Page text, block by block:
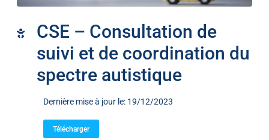
CSE – Consultation de
suivi et de coordination du
spectre autistique
Dernière mise à jour le: 19/12/2023
Télécharger